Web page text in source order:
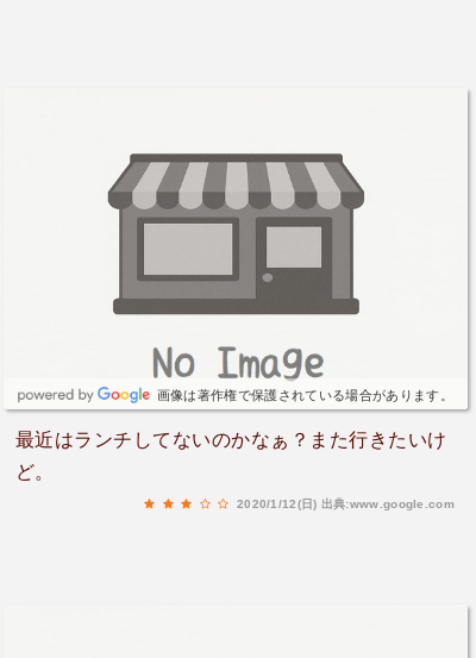
画像は著作権で保護されている場合があります。
最近はランチしてないのかなぁ？また行きたいけ
ど。
2020/1/12(日) 出典:www.google.com